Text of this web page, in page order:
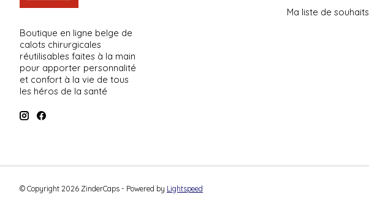
Boutique en ligne belge de
calots chirurgicales
réutilisables faites à la main
pour apporter personnalité
et confort à la vie de tous
les héros de la santé
Ma liste de souhaits
© Copyright 2026 ZinderCaps - Powered by Lightspeed